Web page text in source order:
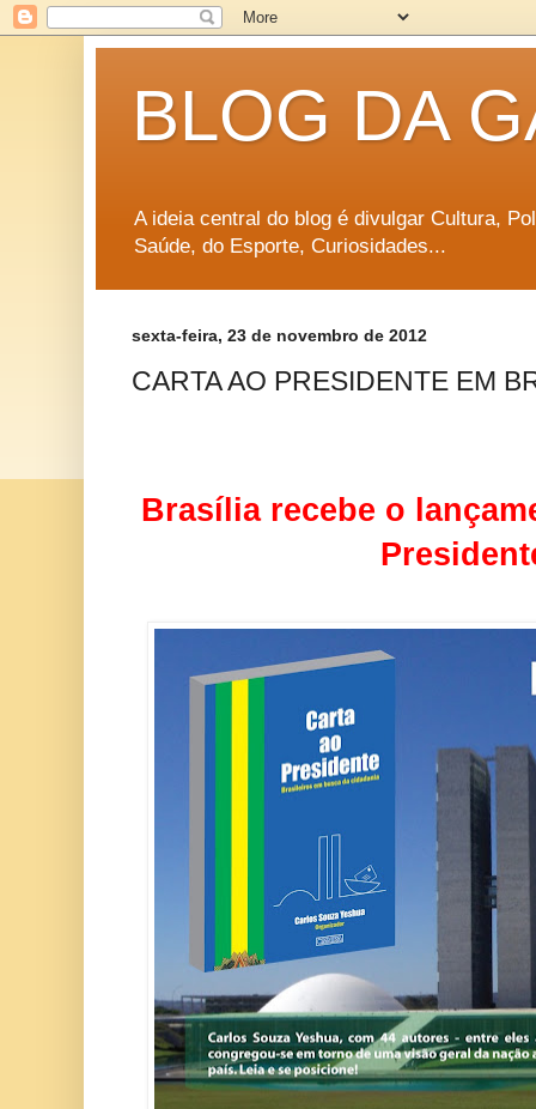
BLOG DA
A ideia central do blog é divulgar Cultura,
Saúde, do Esporte, Curiosidades...
sexta-feira, 23 de novembro de 2012
CARTA AO PRESIDENTE EM
Brasília recebe o